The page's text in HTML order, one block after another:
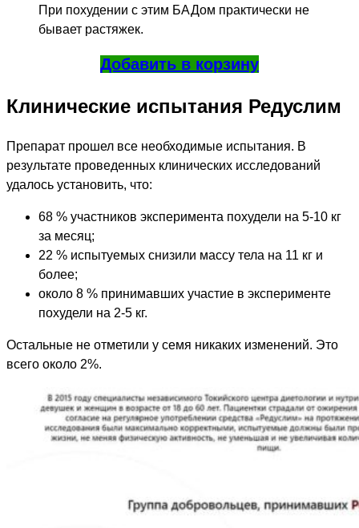
При похудении с этим БАДом практически не
бывает растяжек.
Добавить в корзину
Клинические испытания Редуслим
Препарат прошел все необходимые испытания. В
результате проведенных клинических исследований
удалось установить, что:
68 % участников эксперимента похудели на 5-10 кг
за месяц;
22 % испытуемых снизили массу тела на 11 кг и
более;
около 8 % принимавших участие в эксперименте
похудели на 2-5 кг.
Остальные не отметили у семя никаких изменений. Это
всего около 2%.